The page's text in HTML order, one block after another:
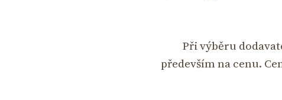
Při výběru
především na cenu.